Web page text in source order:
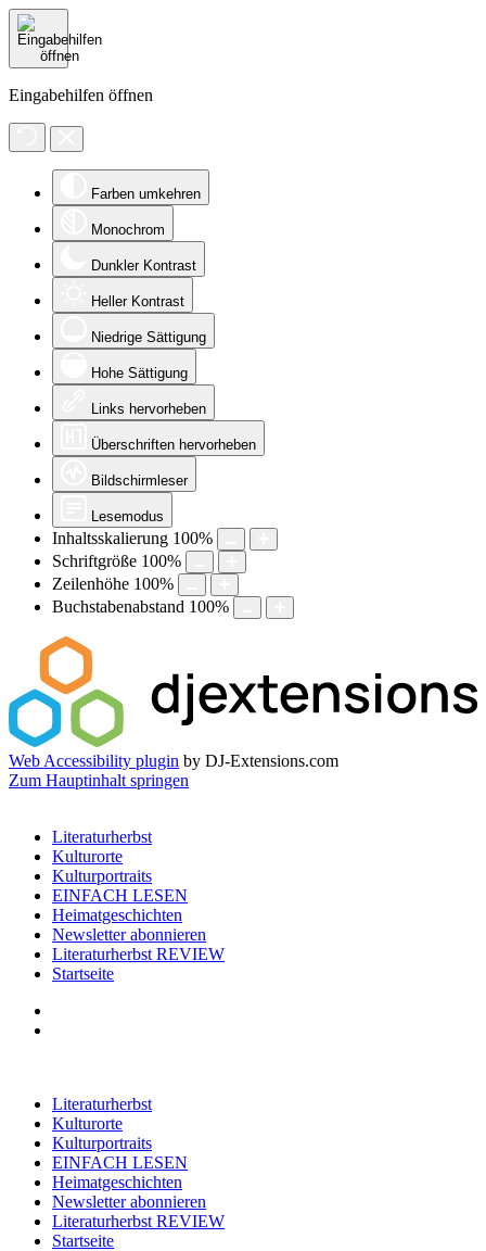
Eingabehilfen öffnen
Farben umkehren
Monochrom
Dunkler Kontrast
Heller Kontrast
Niedrige Sättigung
Hohe Sättigung
Links hervorheben
Überschriften hervorheben
Bildschirmleser
Lesemodus
Inhaltsskalierung 100%
Schriftgröße 100%
Zeilenhöhe 100%
Buchstabenabstand 100%
Web Accessibility plugin by DJ-Extensions.com
Zum Hauptinhalt springen
Literaturherbst
Kulturorte
Kulturportraits
EINFACH LESEN
Heimatgeschichten
Newsletter abonnieren
Literaturherbst REVIEW
Startseite
Literaturherbst
Kulturorte
Kulturportraits
EINFACH LESEN
Heimatgeschichten
Newsletter abonnieren
Literaturherbst REVIEW
Startseite